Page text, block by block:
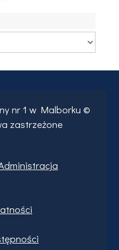
nr 1 w Malborku ©
zastrzeżone